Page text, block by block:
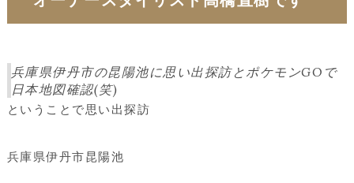
兵庫県伊丹市の昆陽池に思い出探訪とポケモンGOで
日本地図確認(笑)
ということで思い出探訪
兵庫県伊丹市昆陽池